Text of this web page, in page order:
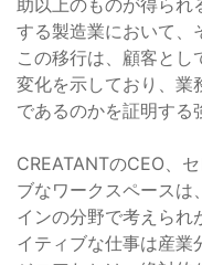
助以上のものが得られ
する製造業において、
この移行は、顧客と
変化を示しており、業
であるのかを証明する
CREATANTのCEO、
ブなワークスペースは
インの分野で考えられ
イティブな仕事は産業